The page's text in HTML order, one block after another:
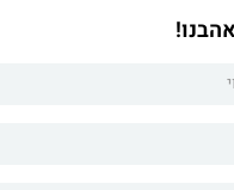
הוא מתאר את זוועות
של עליונות החיים על המוות.
זה מצורפת אחרית דבר מאת